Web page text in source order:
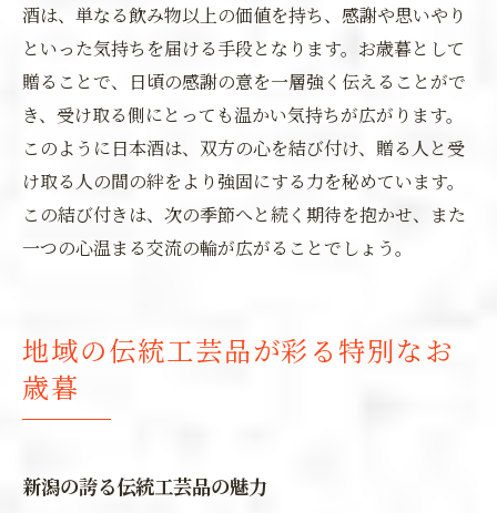
酒は、単なる飲み物以上の価値を持ち、感謝や思いやり
といった気持ちを届ける手段となります。お歳暮として
贈ることで、日頃の感謝の意を一層強く伝えることがで
き、受け取る側にとっても温かい気持ちが広がります。
このように日本酒は、双方の心を結び付け、贈る人と受
け取る人の間の絆をより強固にする力を秘めています。
この結び付きは、次の季節へと続く期待を抱かせ、また
一つの心温まる交流の輪が広がることでしょう。
地域の伝統工芸品が彩る特別なお
歳暮
新潟の誇る伝統工芸品の魅力